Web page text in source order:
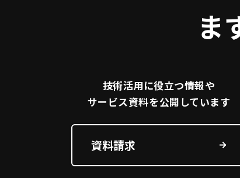
ま
技術活用に役立つ情報や
サービス資料を公開しています
資料請求